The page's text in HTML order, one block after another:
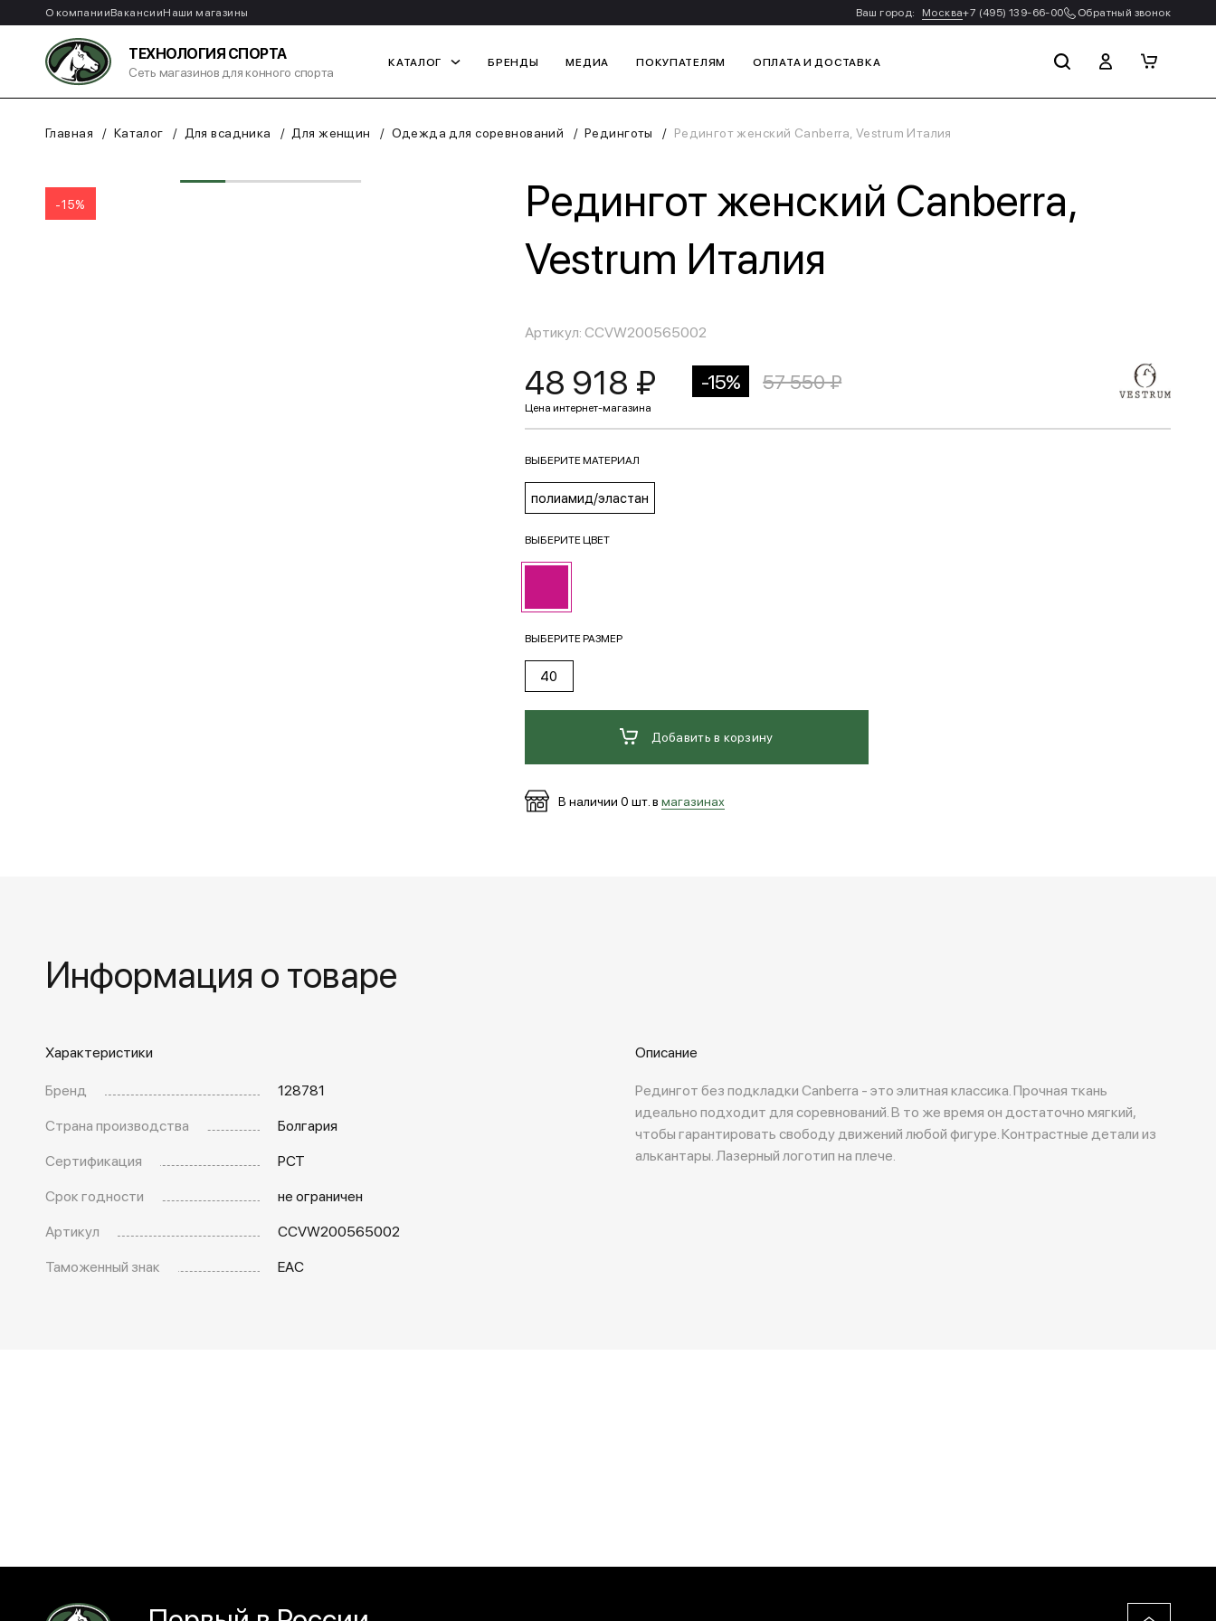
О компанииВакансииНаши магазины Ваш город: Москва+7 (495) 139-66-00 Обратный звонок
ТЕХНОЛОГИЯ СПОРТА
Сеть магазинов для конного спорта
КАТАЛОГ БРЕНДЫ МЕДИА ПОКУПАТЕЛЯМ ОПЛАТА И ДОСТАВКА
Главная Каталог Для всадника Для женщин Одежда для соревнований Рединготы Редингот женский Canberra, Vestrum Италия
-15%
Редингот женский Canberra,
Vestrum Италия
Артикул: CCVW200565002
48 918 ₽ -15% 57 550 ₽
ВЫБЕРИТЕ МАТЕРИАЛ
полиамид/эластан
ВЫБЕРИТЕ ЦВЕТ
ВЫБЕРИТЕ РАЗМЕР
40
Добавить в корзину
В наличии 0 шт. в магазинах
Информация о товаре
Характеристики
Бренд
128781
Страна производства
Болгария
Сертификация
РСТ
Срок годности
не ограничен
Артикул
CCVW200565002
Таможенный знак
EAC
Описание
Редингот без подкладки Canberra - это элитная классика. Прочная ткань
идеально подходит для соревнований. В то же время он достаточно мягкий,
чтобы гарантировать свободу движений любой фигуре. Контрастные детали из
алькантары. Лазерный логотип на плече.